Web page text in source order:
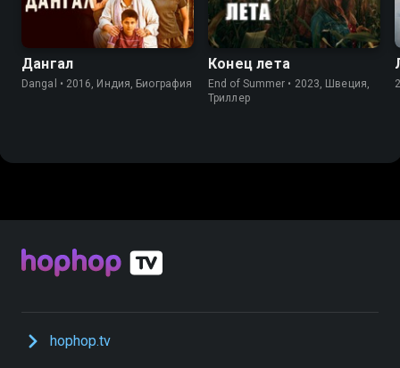
Дангал
Dangal • 2016, Индия, Биография
Конец лета
End of Summer • 2023, Швеция,
Триллер
hophop.tv